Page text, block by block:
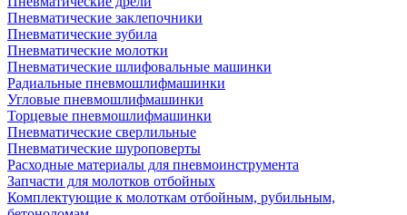
Пневматические заклепочники
Пневматические зубила
Пневматические молотки
Пневматические шлифовальные машинки
Радиальные пневмошлифмашинки
Угловые пневмошлифмашинки
Торцевые пневмошлифмашинки
Пневматические сверлильные
Пневматические шуроповерты
Расходные материалы для пневмоинструмента
Запчасти для молотков отбойных
Комплектующие к молоткам отбойным, рубильным,